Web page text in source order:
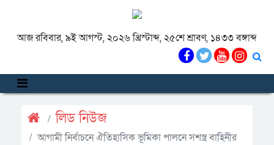
আজ রবিবার, ৯ই আগস্ট, ২০২৬ খ্রিস্টাব্দ, ২৫শে শ্রাবণ, ১৪৩৩ বঙ্গাব্দ
লিড নিউজ
আগামী নির্বাচনে ঐতিহাসিক ভূমিকা পালনে সশস্ত্র বাহিনীর